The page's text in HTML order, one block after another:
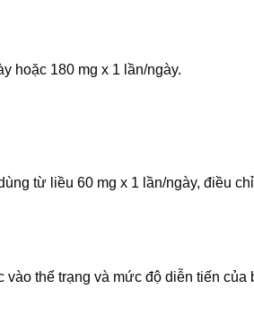
hoặc 180 mg x 1 lần/ngày.
từ liều 60 mg x 1 lần/ngày, điều
vào thể trạng và mức độ diễn tiến của